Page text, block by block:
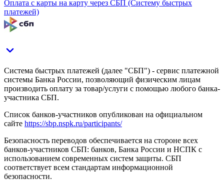
Оплата с карты на карту через СБП (Систему быстрых
платежей)
Система быстрых платежей (далее "СБП") - сервис платежной
системы Банка России, позволяющий физическим лицам
производить оплату за товар/услуги с помощью любого банка-
участника СБП.
Список банков-участников опубликован на официальном
сайте https://sbp.nspk.ru/participants/
Безопасность переводов обеспечивается на стороне всех
банков-участников СБП: банков, Банка России и НСПК с
использованием современных систем защиты. СБП
соответствует всем стандартам информационной
безопасности.